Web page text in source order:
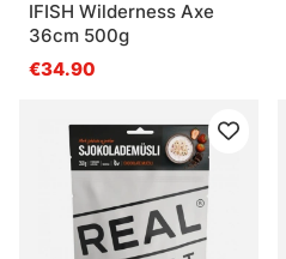
IFISH Wilderness Axe
36cm 500g
€34.90